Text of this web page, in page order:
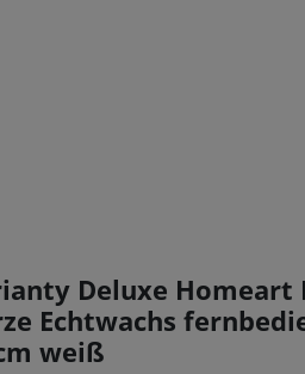
Deluxe Homeart
Echtwachs
weiß